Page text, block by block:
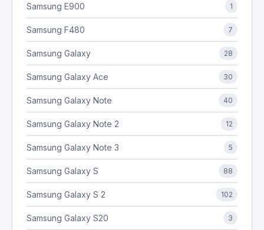
Samsung E900 1
Samsung F480 7
Samsung Galaxy 28
Samsung Galaxy Ace 30
Samsung Galaxy Note 40
Samsung Galaxy Note 2 12
Samsung Galaxy Note 3 5
Samsung Galaxy S 88
Samsung Galaxy S 2 102
Samsung Galaxy S20 3